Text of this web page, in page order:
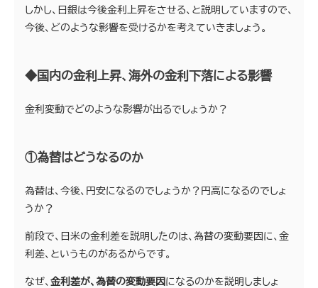
しかし、日銀は今後金利上昇をさせる、と説明していますので、
今後、どのような影響を受けるかを考えていきましょう。
◆国内の金利上昇、海外の金利下落による影響
金利変動でどのような影響が出るでしょうか？
①為替はどうなるのか
為替は、今後、円安になるのでしょうか？円高になるのでしょ
うか？
前段で、日米の金利差を説明したのは、為替の変動要因に、金
利差、というものがあるからです。
なぜ、 金利差が、為替の変動要因になるのかを説明しましょ